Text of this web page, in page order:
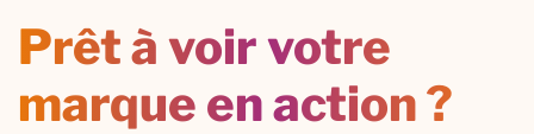
Prêt à voir votre
marque en action ?